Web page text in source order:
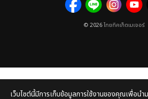
© 2026ไทยทิคเก็ตเมเจอร์
เว็บไซต์นี้มีการเก็บข้อมูลการใช้งานของคุณเพื่อนำ